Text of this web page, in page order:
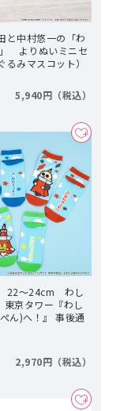
と中村悠一の「わ
」 よりぬいミニセ
るみマスコット）
5,940円
22～24cm わし
京タワー『わし
ん)へ！』 事後通
2,970円